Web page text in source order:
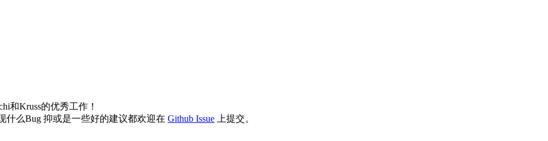
和Kruss的优秀工作！
什么Bug 抑或是一些好的建议都欢迎在 Github Issue 上提交。